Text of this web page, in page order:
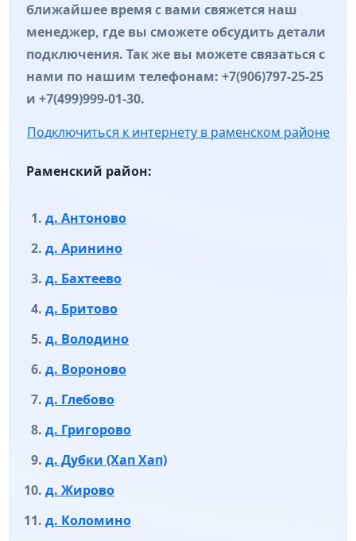
ближайшее время с вами свяжется наш
менеджер, где вы сможете обсудить детали
подключения. Так же вы можете связаться с
нами по нашим телефонам: +7(906)797-25-25
и +7(499)999-01-30.
Подключиться к интернету в раменском районе
Раменский район:
д. Антоново
д. Аринино
д. Бахтеево
д. Бритово
д. Володино
д. Вороново
д. Глебово
д. Григорово
д. Дубки (Хап Хап)
д. Жирово
д. Коломино